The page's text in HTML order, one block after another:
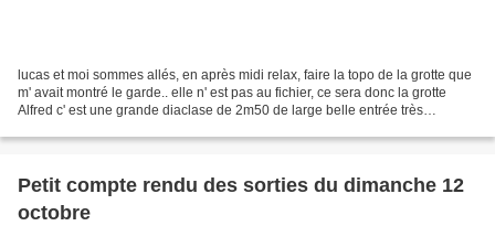
lucas et moi sommes allés, en après midi relax, faire la topo de la grotte que
m' avait montré le garde.. elle n' est pas au fichier, ce sera donc la grotte
Alfred c' est une grande diaclase de 2m50 de large belle entrée très
Petit compte rendu des sorties du dimanche 12
octobre